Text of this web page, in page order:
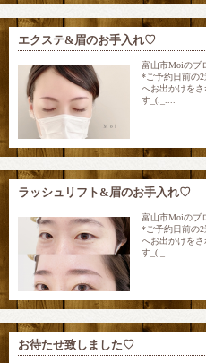
エクステ&眉のお手入れ♡
富山市Moiのブ
*ご予約日前の
へお出かけを
す_(._....
ラッシュリフト&眉のお手入れ♡
富山市Moiのブ
*ご予約日前の
へお出かけを
す_(._....
お待たせ致しました♡